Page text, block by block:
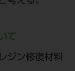
て
ジン修復材料